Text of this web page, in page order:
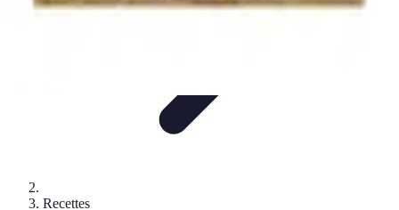
Recettes